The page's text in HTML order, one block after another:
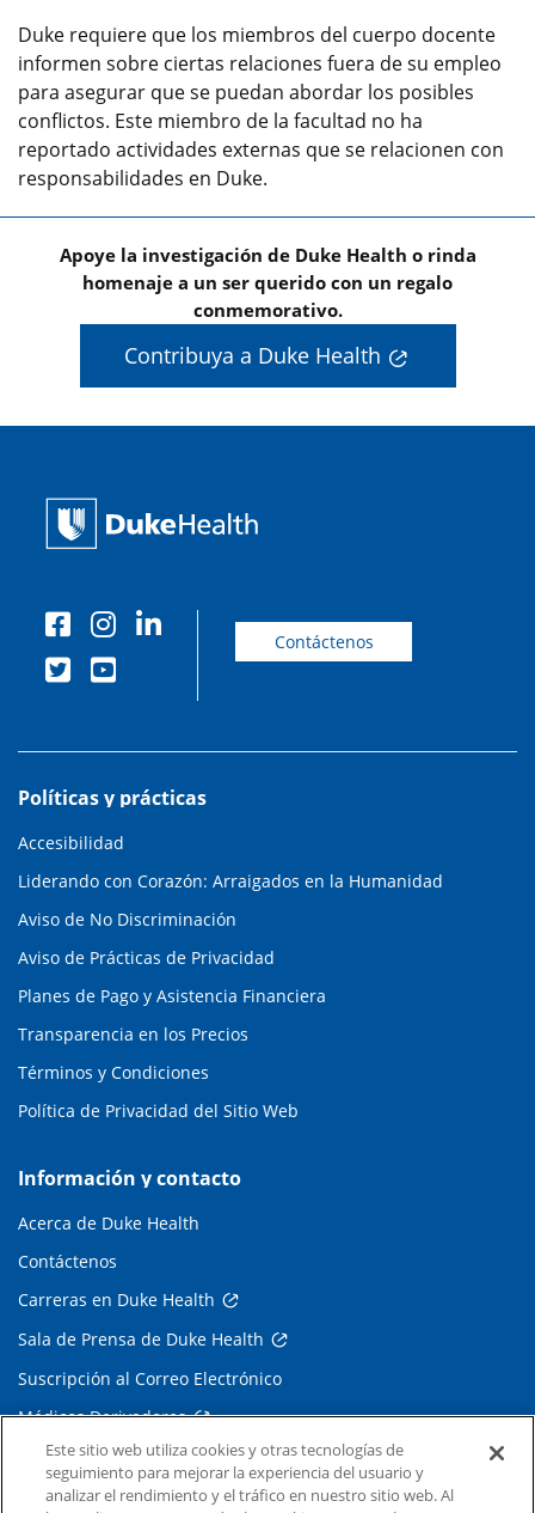
Duke requiere que los miembros del cuerpo docente
informen sobre ciertas relaciones fuera de su empleo
para asegurar que se puedan abordar los posibles
conflictos. Este miembro de la facultad no ha
reportado actividades externas que se relacionen con
responsabilidades en Duke.
Apoye la investigación de Duke Health o rinda
homenaje a un ser querido con un regalo
conmemorativo.
Contribuya a Duke Health
Contáctenos
Políticas y prácticas
Accesibilidad
Liderando con Corazón: Arraigados en la Humanidad
Aviso de No Discriminación
Aviso de Prácticas de Privacidad
Planes de Pago y Asistencia Financiera
Transparencia en los Precios
Términos y Condiciones
Política de Privacidad del Sitio Web
Información y contacto
Acerca de Duke Health
Contáctenos
Carreras en Duke Health
Sala de Prensa de Duke Health
Suscripción al Correo Electrónico
Médicos Derivadores
Enlaces relacionados
Este sitio web utiliza cookies y otras tecnologías de
seguimiento para mejorar la experiencia del usuario y
analizar el rendimiento y el tráfico en nuestro sitio web. Al